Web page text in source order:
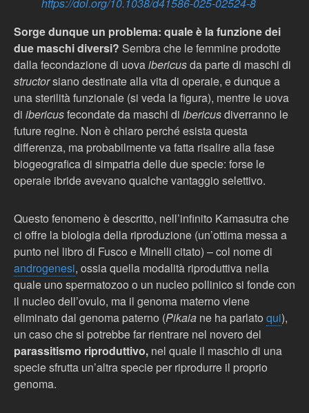
https://doi.org/10.1038/d41586-025-02524-8
Sorge dunque un problema: quale è la funzione dei
due maschi diversi? Sembra che le femmine prodotte
dalla fecondazione di uovaibericusda parte di maschi di
structorsiano destinate alla vita di operaie, e dunque a
una sterilità funzionale (si veda la figura), mentre le uova
di ibericusfecondate da maschi di ibericusdiverranno le
future regine. Non è chiaro perché esista questa
differenza, ma probabilmente va fatta risalire alla fase
biogeografica di simpatria delle due specie: forse le
operaie ibride avevano qualche vantaggio selettivo.
Questo fenomeno è descritto, nell’infinito Kamasutra che
ci offre la biologia della riproduzione (un’ottima messa a
punto nel libro di Fusco e Minelli citato) – col nome di
androgenesi, ossia quella modalità riproduttiva nella
quale uno spermatozoo o un nucleo pollinico si fonde con
il nucleo dell’ovulo, ma il genoma materno viene
eliminato dal genoma paterno (Pikaia ne ha parlato qui),
un caso che si potrebbe far rientrare nel novero del
parassitismo riproduttivo, nel quale il maschio di una
specie sfrutta un’altra specie per riprodurre il proprio
genoma.